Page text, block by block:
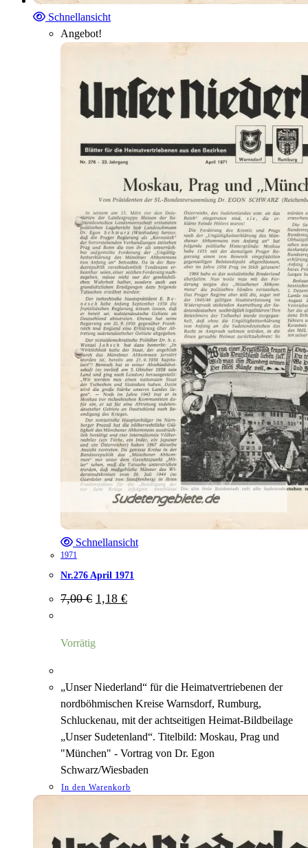
Schnellansicht
Angebot!
Schnellansicht
1971
Nr.276 April 1971
7,00€ Ursprünglicher
Preis
1,18 €Aktueller
Vorrätig
„Unser Niederland“ für die Heimatvertriebenen der
nordböhmischen Kreise Warnsdorf, Rumburg,
Schluckenau, mit der achtseitigen Heimat-Bildbeilage
„Unser Sudetenland“. Titelbild: Moskau, Prag und
"München" - Vortrag von Dr. Egon
Schwarz/Wiesbaden
In den Warenkorb